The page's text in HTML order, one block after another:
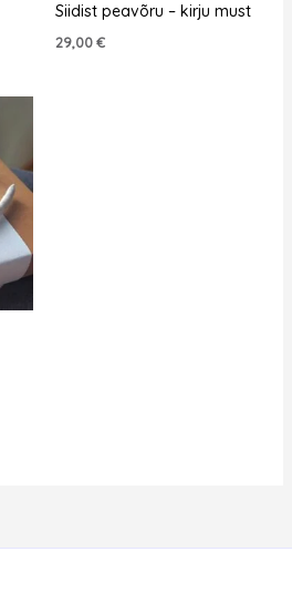
Siidist peavõru – kirju must
29,00€